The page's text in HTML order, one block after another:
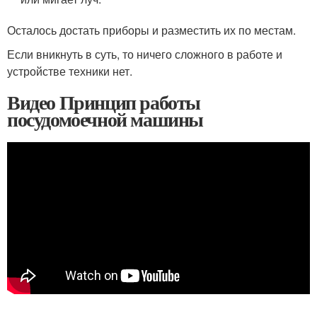
Осталось достать приборы и разместить их по местам.
Если вникнуть в суть, то ничего сложного в работе и
устройстве техники нет.
Видео Принцип работы
посудомоечной машины